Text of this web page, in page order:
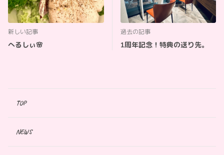
新しい記事
へるしぃ🌸
過去の記事
1周年記念！特典の送り先。
TOP
NEWS